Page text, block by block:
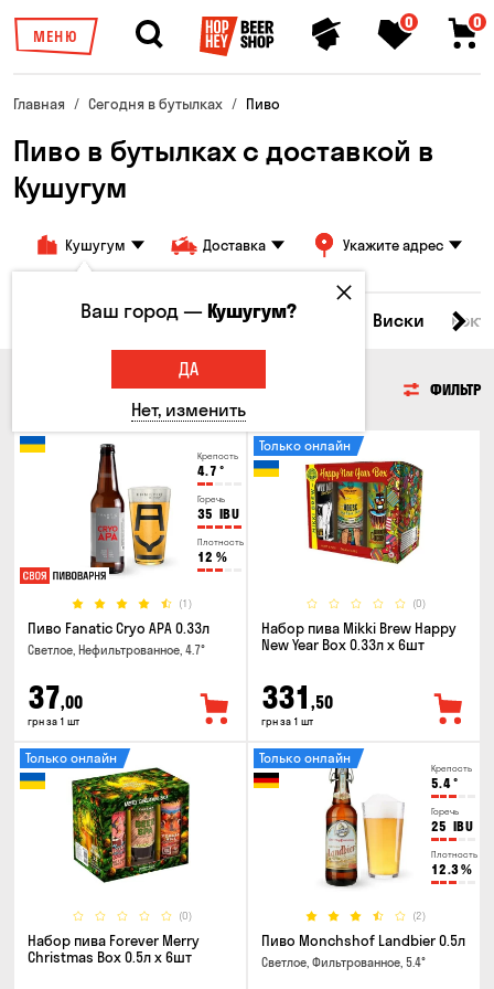
МЕНЮ
0 0
Главная Сегодня в бутылках Пиво
Пиво в бутылках с доставкой в
Кушугум
Кушугум Доставка Укажите адрес
Все товары Пиво Сидр Виски
ФИЛЬТР
Крепость
4.7 °
Горечь
35 IBU
Плотность
12 %
(1)
Пиво Fanatic Cryo APA 0.33л
Светлое, Нефильтрованное, 4.7°
37,00
грн за 1 шт
(0)
Только онлайн
Набор пива Mikki Brew Happy
New Year Box 0.33л x 6шт
331 ,50
грн за 1 шт
(0)
Только онлайн
Набор пива Forever Merry
Christmas Box 0.5л x 6шт
Крепость
5.4°
Горечь
25 IBU
Плотность
12.3%
(2)
Только онлайн
Пиво Monchshof Landbier 0.5л
Светлое, Фильтрованное, 5.4°
Ваш город —Кушугум?
ДА
Нет, изменить